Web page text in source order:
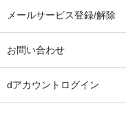
メールサービス登録/解除
お問い合わせ
dアカウントログイン